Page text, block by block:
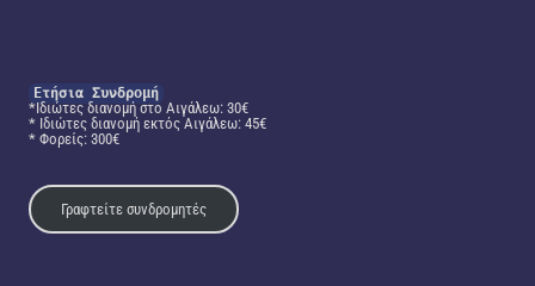
Ετήσια Συνδρομή
*Ιδιώτες διανομή στο Αιγάλεω: 30€
* Ιδιώτες διανομή εκτός Αιγάλεω: 45€
* Φορείς: 300€
Γραφτείτε συνδρομητές